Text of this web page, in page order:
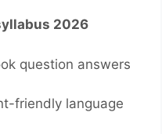
2026
question answers
friendly language